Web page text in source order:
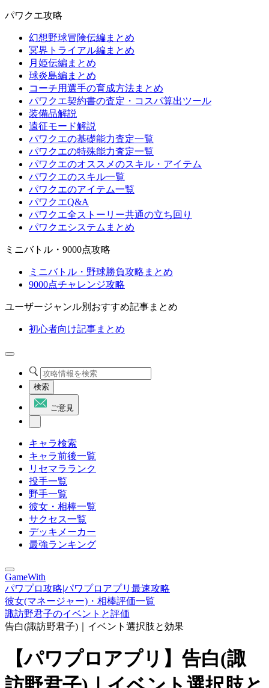
パワクエ攻略
幻想野球冒険伝編まとめ
冥界トライアル編まとめ
月姫伝編まとめ
球炎島編まとめ
コーチ用選手の育成方法まとめ
パワクエ契約書の査定・コスパ算出ツール
装備品解説
遠征モード解説
パワクエの基礎能力査定一覧
パワクエの特殊能力査定一覧
パワクエのオススメのスキル・アイテム
パワクエのスキル一覧
パワクエのアイテム一覧
パワクエQ&A
パワクエ全ストーリー共通の立ち回り
パワクエシステムまとめ
ミニバトル・9000点攻略
ミニバトル・野球勝負攻略まとめ
9000点チャレンジ攻略
ユーザージャンル別おすすめ記事まとめ
初心者向け記事まとめ
検索
ご意見
キャラ検索
キャラ前後一覧
リセマラランク
投手一覧
野手一覧
彼女・相棒一覧
サクセス一覧
デッキメーカー
最強ランキング
GameWith
パワプロ攻略|パワプロアプリ最速攻略
彼女(マネージャー)・相棒評価一覧
諏訪野君子のイベントと評価
告白(諏訪野君子)｜イベント選択肢と効果
【パワプロアプリ】告白(諏